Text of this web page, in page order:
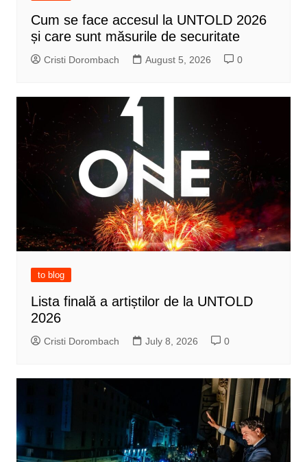
Cum se face accesul la UNTOLD 2026
și care sunt măsurile de securitate
Cristi Dorombach August 5, 2026 0
to blog
Lista finală a artiștilor de la UNTOLD
2026
Cristi Dorombach July 8, 2026 0